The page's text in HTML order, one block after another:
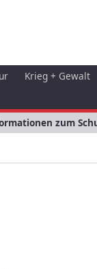
Krieg + Gewalt
zum